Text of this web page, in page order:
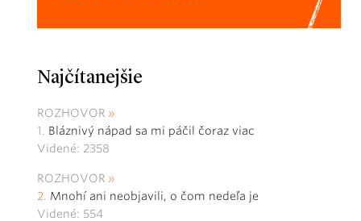
Najčítanejšie
ROZHOVOR
Bláznivý nápad sa mi páčil čoraz viac
Videné: 2358
ROZHOVOR
Mnohí ani neobjavili, o čom nedeľa je
Videné: 554